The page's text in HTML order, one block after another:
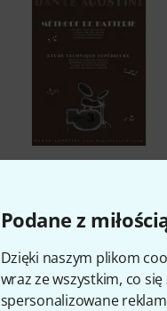
Podane z
Dzięki naszym plikom
wraz ze wszystkim, co
spersonalizowane